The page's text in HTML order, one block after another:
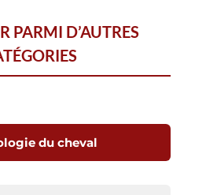
PARMI D’AUTRES
du cheval